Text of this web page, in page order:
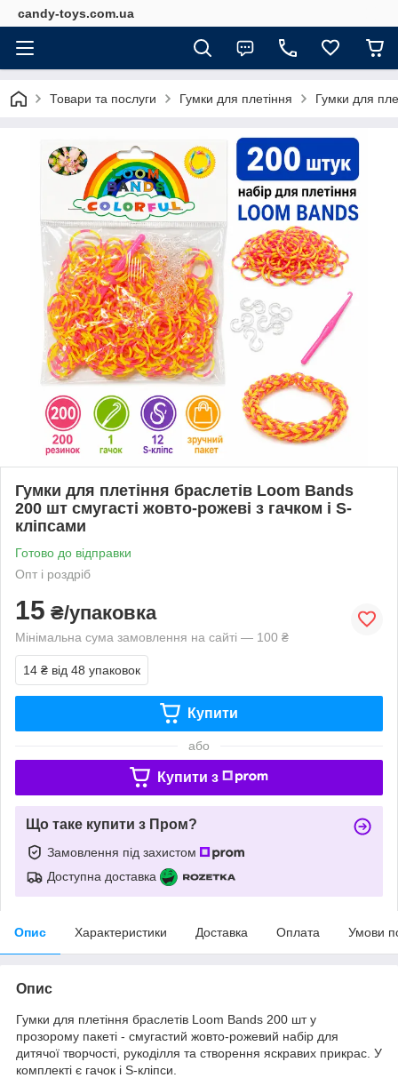
candy-toys.com.ua
Товари та послуги Гумки для плетіння Гумки для
Гумки для плетіння браслетів Loom Bands
200 шт смугасті жовто-рожеві з гачком і S-
кліпсами
Готово до відправки
Опт і роздріб
15 ₴/упаковка
Мінімальна сума замовлення на сайті — 100 ₴
14 ₴ від 48 упаковок
Купити
або
Купити з
Що таке купити з Пром?
Замовлення під захистом
Доступна доставка
Опис Характеристики Доставка Оплата Умови
Опис
Гумки для плетіння браслетів Loom Bands 200 шт у
прозорому пакеті - смугастий жовто-рожевий набір для
дитячої творчості, рукоділля та створення яскравих прикрас. У
комплекті є гачок і S-кліпси.